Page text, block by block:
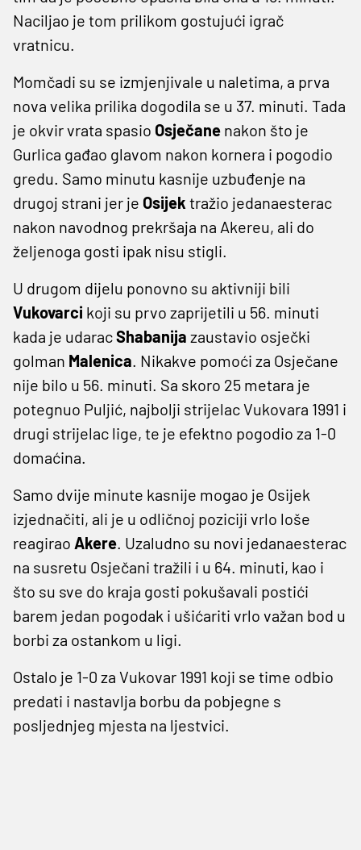
Naciljao je tom prilikom gostujući igrač
vratnicu.
Momčadi su se izmjenjivale u naletima, a prva
nova velika prilika dogodila se u 37. minuti. Tada
je okvir vrata spasio Osječane nakon što je
Gurlica gađao glavom nakon kornera i pogodio
gredu. Samo minutu kasnije uzbuđenje na
drugoj strani jer je Osijek tražio jedanaesterac
nakon navodnog prekršaja na Akereu, ali do
željenoga gosti ipak nisu stigli.
U drugom dijelu ponovno su aktivniji bili
Vukovarci koji su prvo zaprijetili u 56. minuti
kada je udaracShabanija zaustavio osječki
golman Malenica. Nikakve pomoći za Osječane
nije bilo u 56. minuti. Sa skoro 25 metara je
potegnuo Puljić, najbolji strijelac Vukovara 1991 i
drugi strijelac lige, te je efektno pogodio za 1-0
domaćina.
Samo dvije minute kasnije mogao je Osijek
izjednačiti, ali je u odličnoj poziciji vrlo loše
reagirao Akere. Uzaludno su novi jedanaesterac
na susretu Osječani tražili i u 64. minuti, kao i
što su sve do kraja gosti pokušavali postići
barem jedan pogodak i ušićariti vrlo važan bod u
borbi za ostankom u ligi.
Ostalo je 1-0 za Vukovar 1991 koji se time odbio
predati i nastavlja borbu da pobjegne s
posljednjeg mjesta na ljestvici.